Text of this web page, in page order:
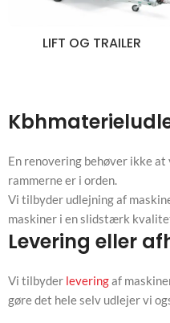
LIFT OG TRAILER
En renovering behøver ikke
rammerne er i orden.
Vi tilbyder udlejning af
maskiner i en slidstærk
Levering eller
Vi tilbyder leveringaf
gøre det hele selv udlejer vi